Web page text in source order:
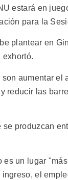
estará en
para la
plantear en
aumentar el
reducir las
produzcan
un lugar
el